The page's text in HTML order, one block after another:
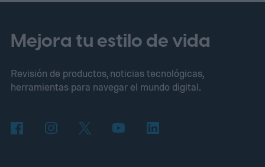
próximos meses, con planes de expansión
a más mercados. Disney y TikTok aún no
han revelado qué creadores tendrán
acceso primero ni exactamente qué
disponibles.
Mejora tu estilo de vida
Revisión de productos, noticias tecnológicas,
herramientas para navegar el mundo digital.